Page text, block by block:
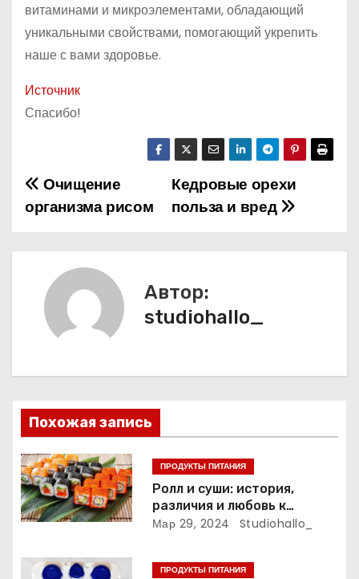
витаминами и микроэлементами, обладающий
уникальными свойствами, помогающий укрепить
наше с вами здоровье.
Источник
Спасибо!
Н
а
в
и
я
п
о
з
Кедровые орехи
польза и вред
Очищение
организма рисом
Автор:
studiohallo_
Похожая запись
ПРОДУКТЫ ПИТАНИЯ
Ролл и суши: история,
различия и любовь к
японской кухне
Мар 29, 2024 Studiohallo_
ПРОДУКТЫ ПИТАНИЯ